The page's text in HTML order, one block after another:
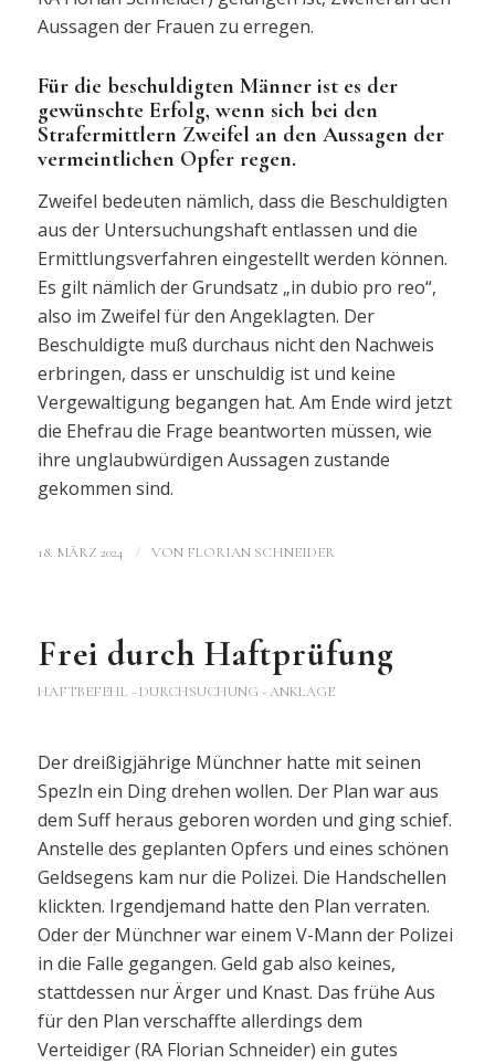
Aussagen der Frauen zu erregen.
Für die beschuldigten Männer ist es der
gewünschte Erfolg, wenn sich bei den
Strafermittlern Zweifel an den Aussagen der
vermeintlichen Opfer regen.
Zweifel bedeuten nämlich, dass die Beschuldigten
aus der Untersuchungshaft entlassen und die
Ermittlungsverfahren eingestellt werden können.
Es gilt nämlich der Grundsatz „in dubio pro reo“,
also im Zweifel für den Angeklagten. Der
Beschuldigte muß durchaus nicht den Nachweis
erbringen, dass er unschuldig ist und keine
Vergewaltigung begangen hat. Am Ende wird jetzt
die Ehefrau die Frage beantworten müssen, wie
ihre unglaubwürdigen Aussagen zustande
gekommen sind.
18. MÄRZ 2024 / VON FLORIAN SCHNEIDER
Frei durch Haftprüfung
HAFTBEFEHL - DURCHSUCHUNG - ANKLAGE
Der dreißigjährige Münchner hatte mit seinen
Spezln ein Ding drehen wollen. Der Plan war aus
dem Suff heraus geboren worden und ging schief.
Anstelle des geplanten Opfers und eines schönen
Geldsegens kam nur die Polizei. Die Handschellen
klickten. Irgendjemand hatte den Plan verraten.
Oder der Münchner war einem V-Mann der Polizei
in die Falle gegangen. Geld gab also keines,
stattdessen nur Ärger und Knast. Das frühe Aus
für den Plan verschaffte allerdings dem
Verteidiger (RA Florian Schneider) ein gutes